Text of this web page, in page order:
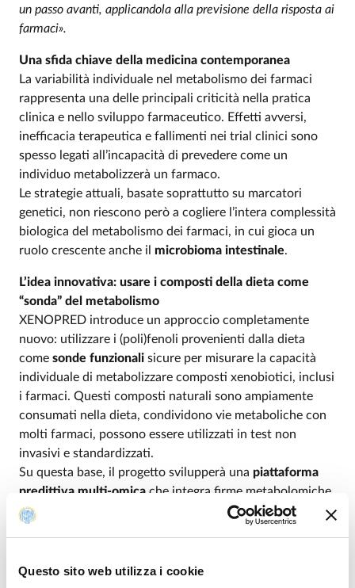
Questo sito web utilizza i cookie
un passo avanti, applicandola alla previsione della risposta ai
farmaci».
Una sfida chiave della medicina contemporanea
La variabilità individuale nel metabolismo dei farmaci
rappresenta una delle principali criticità nella pratica
clinica e nello sviluppo farmaceutico. Effetti avversi,
inefficacia terapeutica e fallimenti nei trial clinici sono
spesso legati all’incapacità di prevedere come un
individuo metabolizzerà un farmaco.
Le strategie attuali, basate soprattutto su marcatori
genetici, non riescono però a cogliere l’intera complessità
biologica del metabolismo dei farmaci, in cui gioca un
ruolo crescente anche il microbioma intestinale.
L’idea innovativa: usare i composti della dieta come
“sonda” del metabolismo
XENOPRED introduce un approccio completamente
nuovo: utilizzare i (poli)fenoli provenienti dalla dieta
come sonde funzionali sicure per misurare la capacità
individuale di metabolizzare composti xenobiotici, inclusi
i farmaci. Questi composti naturali sono ampiamente
consumati nella dieta, condividono vie metaboliche con
molti farmaci, possono essere utilizzati in test non
invasivi e standardizzati.
Su questa base, il progetto svilupperà una piattaforma
predittiva multi-omica che integra firme metabolomiche
derivate dal metabolismo dei (poli)fenoli, profili genetici
umani (profili di rischio poligenico), e indicatori del
Dalla ricerca di base a un’applicazione concreta